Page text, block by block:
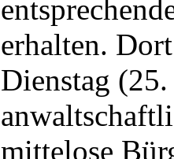
erhalten.
Dienstag
mittelose